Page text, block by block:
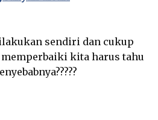
sendiri dan cukup
memperbaiki kita harus tahu